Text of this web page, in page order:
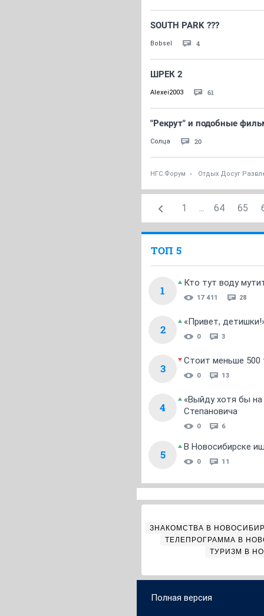
SOUTH PARK ???
Bobsel 4
ШРЕК 2
Alexei2003 61
"Рекрут" и подобные
Солца 20
НГС.Форум Отдых Досуг
1 ... 64 65
ТОП 5
1
Кто тут воду
17 411 28
2
«Привет,
0 3
3
Стоит меньше 500
0 13
4
«Выйду хотя бы на
Степановича
0 6
5
В Новосибирске
0 11
ЗНАКОМСТВА В
ТЕЛЕПРОГРАММА В
ТУРИЗМ В
Полная версия